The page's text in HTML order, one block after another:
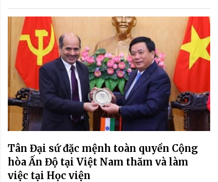
Tân Đại sứ đặc mệnh toàn quyền Cộng
hòa Ấn Độ tại Việt Nam thăm và làm
việc tại Học viện